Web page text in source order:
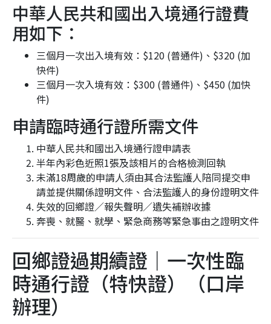
中華人民共和國出入境通行證費
用如下：
三個月一次出入境有效：$120 (普通件)、$320 (加
快件)
三個月一次入境有效：$300 (普通件)、$450 (加快
件)
申請臨時通行證所需文件
中華人民共和國出入境通行證申請表
半年內彩色近照1張及該相片的合格檢測回執
未滿18周歲的申請人須由其合法監護人陪同提交申
請並提供關係證明文件、合法監護人的身份證明文件
失效的回鄉證／報失聲明／遺失補辦收據
奔喪、就醫、就學、緊急商務等緊急事由之證明文件
回鄉證過期續證｜一次性臨
時通行證（特快證）（口岸
辦理）